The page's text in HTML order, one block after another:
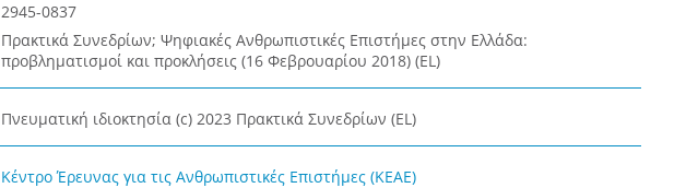
2945-0837
Πρακτικά Συνεδρίων; Ψηφιακές Ανθρωπιστικές Επιστήμες στην Ελλάδα:
προβληματισμοί και προκλήσεις (16 Φεβρουαρίου 2018) (EL)
Πνευματική ιδιοκτησία (c) 2023 Πρακτικά Συνεδρίων (EL)
Κέντρο Έρευνας για τις Ανθρωπιστικές Επιστήμες (ΚΕΑΕ)